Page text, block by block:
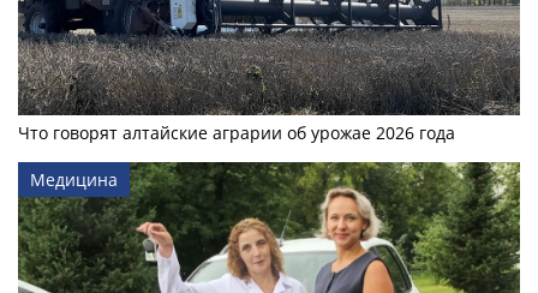
Что говорят алтайские аграрии об урожае 2026 года
Медицина